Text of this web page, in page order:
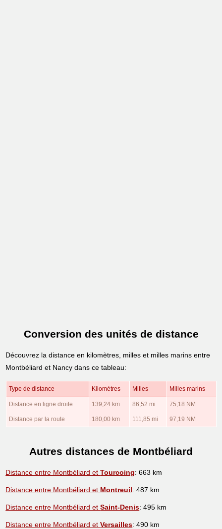
Conversion des unités de distance
Découvrez la distance en kilomètres, milles et milles marins entre
Montbéliard et Nancy dans ce tableau:
Type de distance Kilomètres Milles Milles marins
Distance en ligne droite 139,24 km 86,52 mi 75,18 NM
Distance par la route 180,00 km 111,85 mi 97,19 NM
Autres distances de Montbéliard
Distance entre Montbéliard etTourcoing: 663 km
Distance entre Montbéliard et Montreuil: 487 km
Distance entre Montbéliard etSaint-Denis: 495 km
Distance entre Montbéliard etVersailles: 490 km